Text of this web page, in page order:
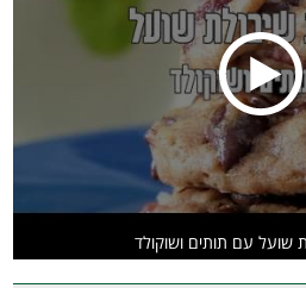
שועל עם תותים ושוקולד